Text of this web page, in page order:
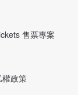
售票專案
權政策